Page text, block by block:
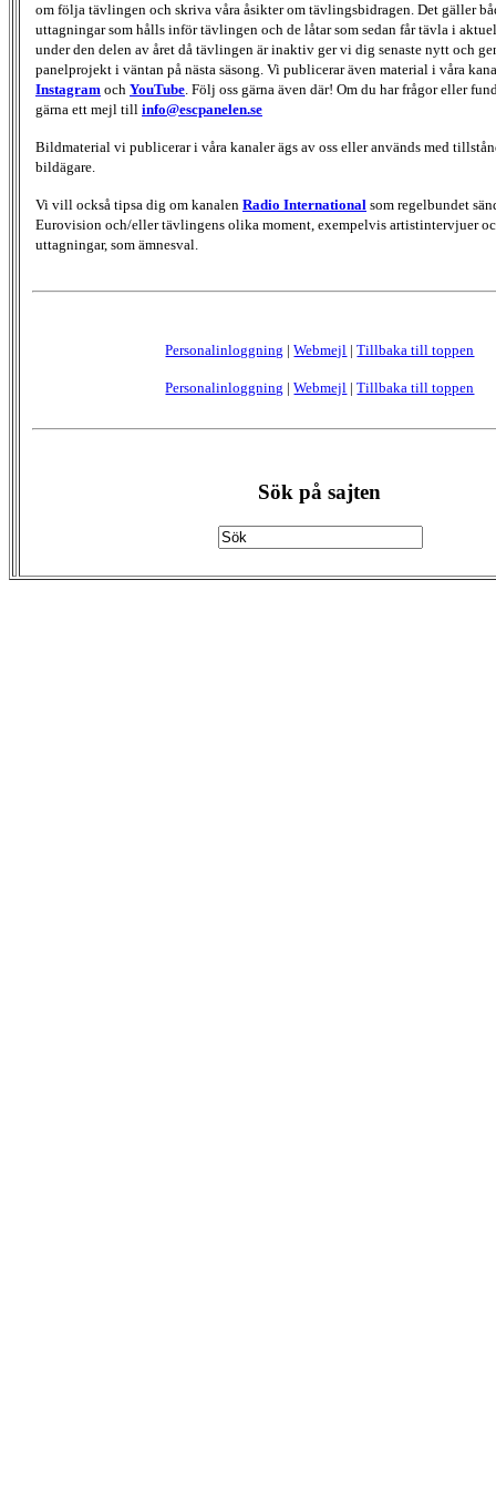
om följa tävlingen och skriva våra åsikter om tävlingsbidragen. Det gäller
uttagningar som hålls inför tävlingen och de låtar som sedan får tävla i
under den delen av året då tävlingen är inaktiv ger vi dig senaste nytt och
panelprojekt i väntan på nästa säsong. Vi publicerar även material i våra
Instagram och YouTube. Följ oss gärna även där! Om du har frågor eller
gärna ett mejl till info@escpanelen.se
Bildmaterial vi publicerar i våra kanaler ägs av oss eller används med
bildägare.
Vi vill också tipsa dig om kanalen Radio International som regelbundet
Eurovision och/eller tävlingens olika moment, exempelvis artistintervjuer
uttagningar, som ämnesval.
Personalinloggning |Webmejl |Tillbaka till toppen
Personalinloggning |Webmejl |Tillbaka till toppen
Sök på sajten